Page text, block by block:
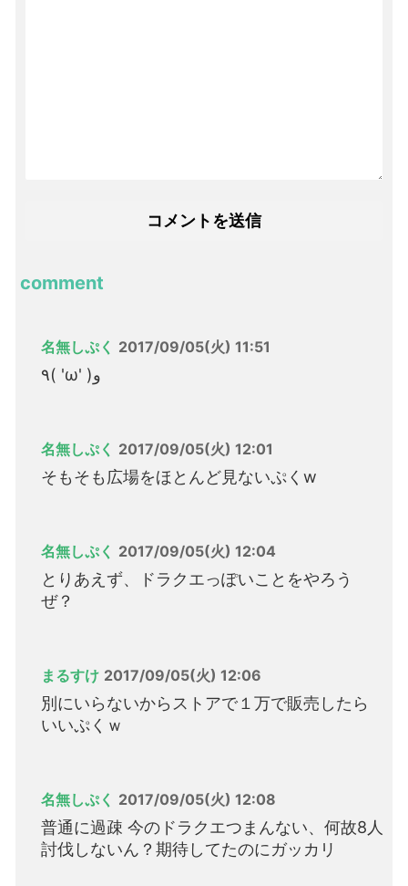
comment
名無しぷく 2017/09/05(火) 11:51
٩( 'ω' )و
名無しぷく 2017/09/05(火) 12:01
そもそも広場をほとんど見ないぷくw
名無しぷく 2017/09/05(火) 12:04
とりあえず、ドラクエっぽいことをやろう
ぜ？
まるすけ 2017/09/05(火) 12:06
別にいらないからストアで１万で販売したら
いいぷくｗ
名無しぷく 2017/09/05(火) 12:08
普通に過疎 今のドラクエつまんない、何故8人
討伐しないん？期待してたのにガッカリ